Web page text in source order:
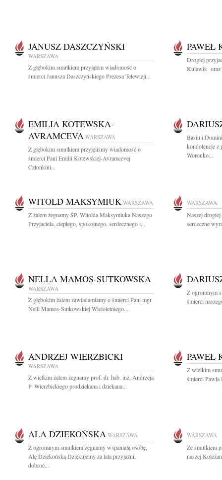
JANUSZ DASZCZYŃSKI
WARSZAWA
Z głębokim smutkiem przyjąłem wiadomość o
śmierci Janusza Daszczyńskiego Prezesa Telewizji...
PAWEŁ
Drogiej
Kulawik oraz
EMILIA KOTEWSKA-
AVRAMCEVA WARSZAWA
Z głębokim smutkiem przyjęliśmy wiadomość o
śmierci Pani Emilii Kotewskiej-Avramcevej
Członkini...
Basiu i
kondolencje z
Woronko...
WITOLD MAKSYMIUK WARSZAWA
Z żalem żegnamy ŚP. Witolda Maksymiuka Naszego
Przyjaciela, ciepłego, spokojnego, serdecznego i...
WARSZAWA
Naszej
serdeczne
NELLA MAMOS-SUTKOWSKA
WARSZAWA
Z głębokim żalem zawiadamiamy o śmierci Pani mgr
Nelli Mamos-Sutkowskiej Wieloletniego...
Z ogromnym
śmierci
ANDRZEJ WIERZBICKI
WARSZAWA
Z wielkim żalem żegnamy prof. dr. hab. inż. Andrzeja
P. Wierzbickiego prodziekana i dziekana...
PAWEŁ
Z wielkim
śmierci
ALA DZIEKOŃSKA WARSZAWA
Z ogromnym smutkiem żegnamy wspaniałą osobę,
Alę Dziekońską Dziękujemy za lata przyjaźni,
dobroć...
WARSZAWA
Ze smutkiem
naszej